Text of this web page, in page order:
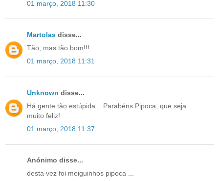
01 março, 2018 11:30
Martolas disse...
Tão, mas tão bom!!!
01 março, 2018 11:31
Unknown disse...
Há gente tão estúpida... Parabéns Pipoca, que seja
muito feliz!
01 março, 2018 11:37
Anónimo disse...
desta vez foi meiguinhos pipoca ...